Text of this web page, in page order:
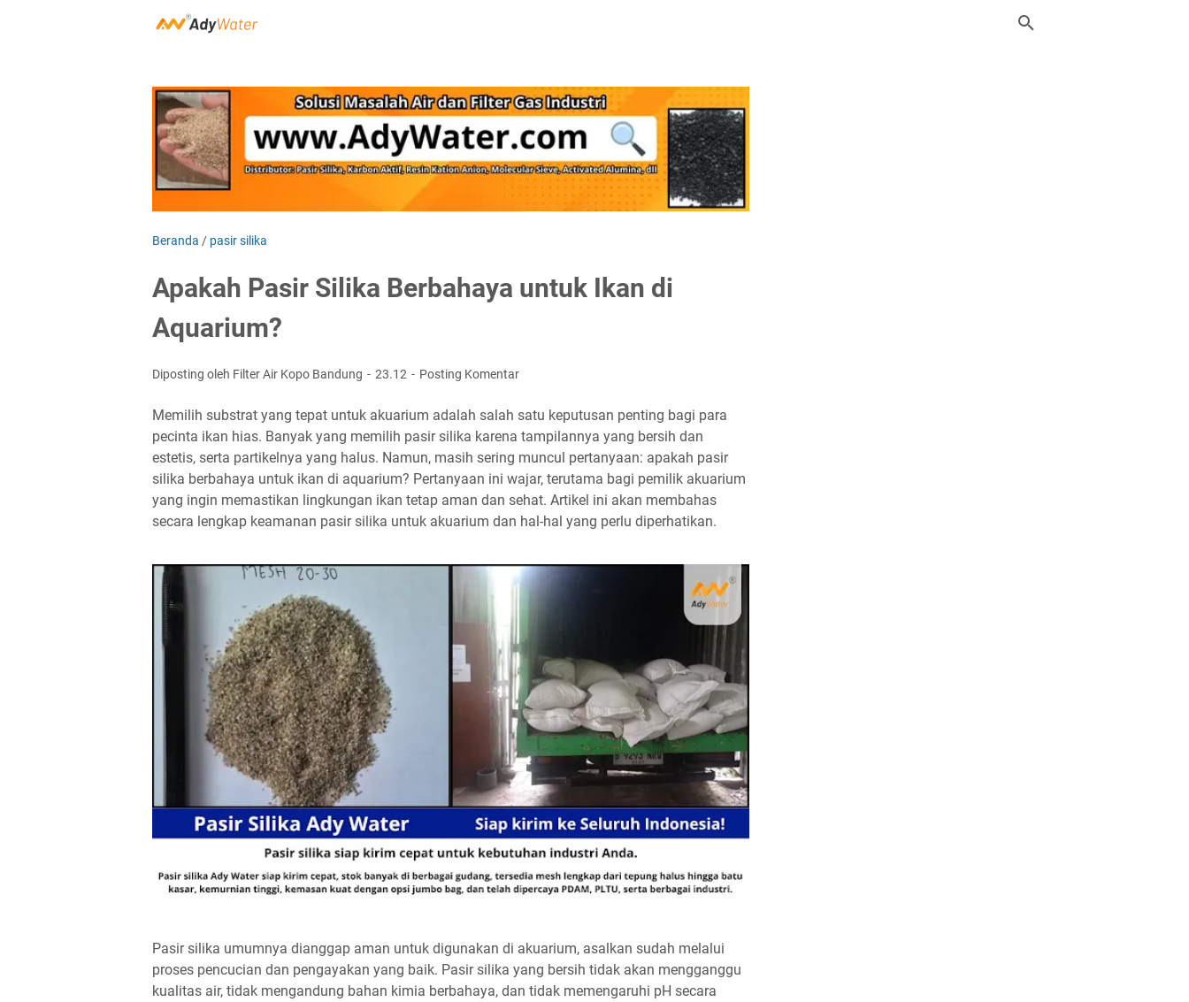
Beranda / pasir silika
Apakah Pasir Silika Berbahaya untuk Ikan di
Aquarium?
Diposting oleh Filter Air Kopo Bandung 23.12 Posting Komentar
Memilih substrat yang tepat untuk akuarium adalah salah satu keputusan penting bagi para
pecinta ikan hias. Banyak yang memilih pasir silika karena tampilannya yang bersih dan
estetis, serta partikelnya yang halus. Namun, masih sering muncul pertanyaan: apakah pasir
silika berbahaya untuk ikan di aquarium? Pertanyaan ini wajar, terutama bagi pemilik akuarium
yang ingin memastikan lingkungan ikan tetap aman dan sehat. Artikel ini akan membahas
secara lengkap keamanan pasir silika untuk akuarium dan hal-hal yang perlu diperhatikan.
Pasir silika umumnya dianggap aman untuk digunakan di akuarium, asalkan sudah melalui
proses pencucian dan pengayakan yang baik. Pasir silika yang bersih tidak akan mengganggu
kualitas air, tidak mengandung bahan kimia berbahaya, dan tidak memengaruhi pH secara